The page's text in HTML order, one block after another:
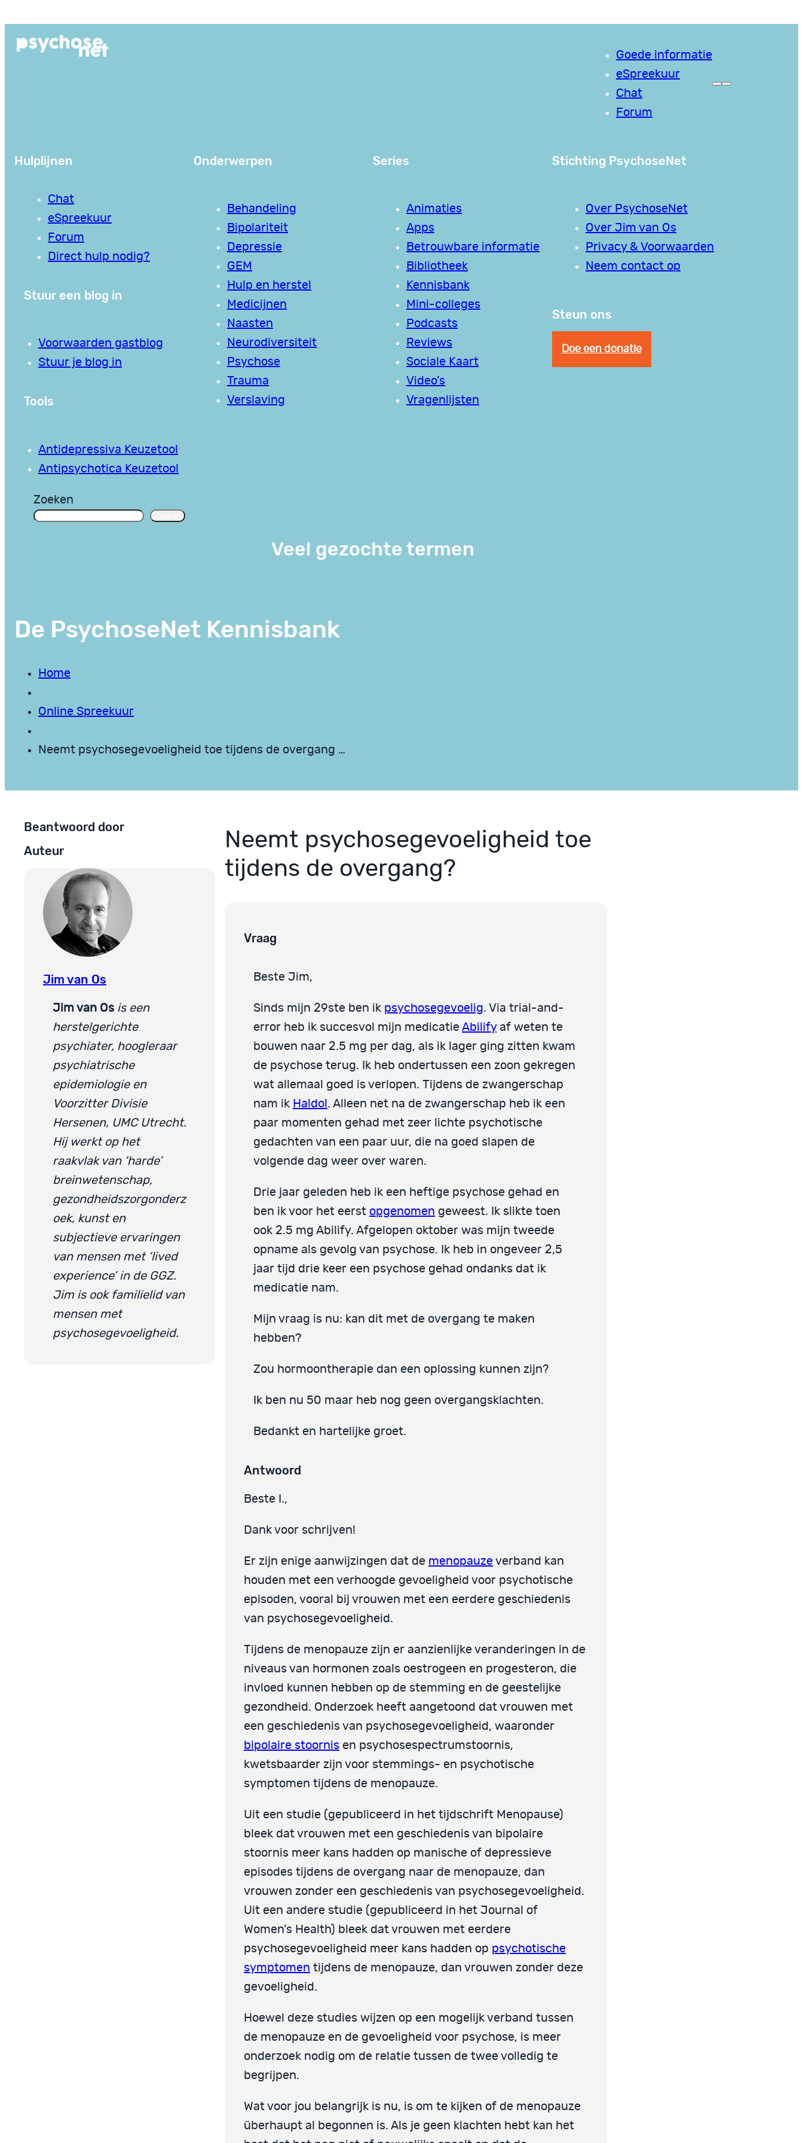
de
Goede informatie
eSpreekuur
Chat
Forum
Hulplijnen
Chat
eSpreekuur
Forum
Direct hulp nodig?
Stuur een blog in
Voorwaarden gastblog
Stuur je blog in
Tools
Antidepressiva Keuzetool
Antipsychotica Keuzetool
Onderwerpen
Behandeling
Bipolariteit
Depressie
GEM
Hulp en herstel
Medicijnen
Naasten
Neurodiversiteit
Psychose
Trauma
Verslaving
Series
Animaties
Apps
Betrouwbare informatie
Bibliotheek
Kennisbank
Mini-colleges
Podcasts
Reviews
Sociale Kaart
Video’s
Vragenlijsten
Stichting PsychoseNet
Over PsychoseNet
Over Jim van Os
Privacy & Voorwaarden
Neem contact op
Steun ons
Doe een donatie
Zoeken
Veel gezochte termen
De PsychoseNet Kennisbank
Home
Online Spreekuur
Neemt psychosegevoeligheid toe tijdens de overgang …
Beantwoord door
Auteur
Jim van Os
Jim van Os is een
herstelgerichte
psychiater, hoogleraar
psychiatrische
epidemiologie en
Voorzitter Divisie
Hersenen, UMC Utrecht.
Hij werkt op het
raakvlak van ‘harde’
breinwetenschap,
gezondheidszorgonderz
oek, kunst en
subjectieve ervaringen
van mensen met ‘lived
experience’ in de GGZ.
Jim is ook familielid van
mensen met
psychosegevoeligheid.
Neemt psychosegevoeligheid toe
tijdens de overgang?
Vraag
Beste Jim,
Sinds mijn 29ste ben ik psychosegevoelig. Via trial-and-
error heb ik succesvol mijn medicatie Abilifyaf weten te
bouwen naar 2.5 mg per dag, als ik lager ging zitten kwam
de psychose terug. Ik heb ondertussen een zoon gekregen
wat allemaal goed is verlopen. Tijdens de zwangerschap
nam ik Haldol . Alleen net na de zwangerschap heb ik een
paar momenten gehad met zeer lichte psychotische
gedachten van een paar uur, die na goed slapen de
volgende dag weer over waren.
Drie jaar geleden heb ik een heftige psychose gehad en
ben ik voor het eerst opgenomen geweest. Ik slikte toen
ook 2.5 mg Abilify. Afgelopen oktober was mijn tweede
opname als gevolg van psychose. Ik heb in ongeveer 2,5
jaar tijd drie keer een psychose gehad ondanks dat ik
medicatie nam.
Mijn vraag is nu: kan dit met de overgang te maken
hebben?
Zou hormoontherapie dan een oplossing kunnen zijn?
Ik ben nu 50 maar heb nog geen overgangsklachten.
Bedankt en hartelijke groet.
Antwoord
Beste I.,
Dank voor schrijven!
Er zijn enige aanwijzingen dat de menopauze verband kan
houden met een verhoogde gevoeligheid voor psychotische
episoden, vooral bij vrouwen met een eerdere geschiedenis
van psychosegevoeligheid.
Tijdens de menopauze zijn er aanzienlijke veranderingen in de
niveaus van hormonen zoals oestrogeen en progesteron, die
invloed kunnen hebben op de stemming en de geestelijke
gezondheid. Onderzoek heeft aangetoond dat vrouwen met
een geschiedenis van psychosegevoeligheid, waaronder
bipolaire stoornis en psychosespectrumstoornis,
kwetsbaarder zijn voor stemmings- en psychotische
symptomen tijdens de menopauze.
Uit een studie (gepubliceerd in het tijdschrift Menopause)
bleek dat vrouwen met een geschiedenis van bipolaire
stoornis meer kans hadden op manische of depressieve
episodes tijdens de overgang naar de menopauze, dan
vrouwen zonder een geschiedenis van psychosegevoeligheid.
Uit een andere studie (gepubliceerd in het Journal of
Women’s Health) bleek dat vrouwen met eerdere
psychosegevoeligheid meer kans hadden op psychotische
symptomen tijdens de menopauze, dan vrouwen zonder deze
gevoeligheid.
Hoewel deze studies wijzen op een mogelijk verband tussen
de menopauze en de gevoeligheid voor psychose, is meer
onderzoek nodig om de relatie tussen de twee volledig te
begrijpen.
Wat voor jou belangrijk is nu, is om te kijken of de menopauze
überhaupt al begonnen is. Als je geen klachten hebt kan het